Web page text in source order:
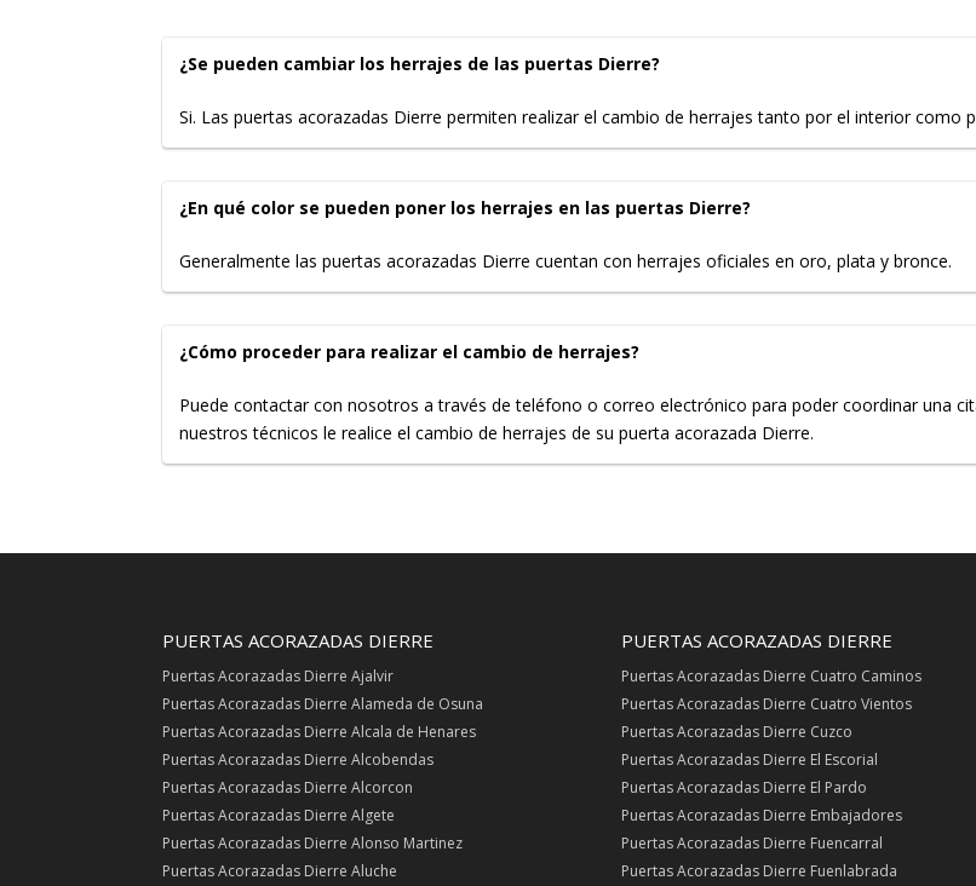
¿Se pueden cambiar los herrajes de las puertas Dierre?
Si. Las puertas acorazadas Dierre permiten realizar el cambio de herrajes tanto por el interior como
¿En qué color se pueden poner los herrajes en las puertas Dierre?
Generalmente las puertas acorazadas Dierre cuentan con herrajes oficiales en oro, plata y bronce.
¿Cómo proceder para realizar el cambio de herrajes?
Puede contactar con nosotros a través de teléfono o correo electrónico para poder coordinar una
nuestros técnicos le realice el cambio de herrajes de su puerta acorazada Dierre.
PUERTAS ACORAZADAS DIERRE
Puertas Acorazadas Dierre Ajalvir
Puertas Acorazadas Dierre Alameda de Osuna
Puertas Acorazadas Dierre Alcala de Henares
Puertas Acorazadas Dierre Alcobendas
Puertas Acorazadas Dierre Alcorcon
Puertas Acorazadas Dierre Algete
Puertas Acorazadas Dierre Alonso Martinez
Puertas Acorazadas Dierre Aluche
PUERTAS ACORAZADAS DIERRE
Puertas Acorazadas Dierre Cuatro Caminos
Puertas Acorazadas Dierre Cuatro Vientos
Puertas Acorazadas Dierre Cuzco
Puertas Acorazadas Dierre El Escorial
Puertas Acorazadas Dierre El Pardo
Puertas Acorazadas Dierre Embajadores
Puertas Acorazadas Dierre Fuencarral
Puertas Acorazadas Dierre Fuenlabrada